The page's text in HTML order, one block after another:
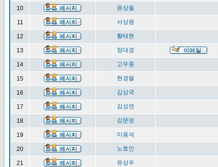
10 윤상필
11 서상원
12 황태현
13 정대경
14 고우종
15 현경렬
16 김상국
17 김성연
18 강문영
19 이용석
20 노효인
21 유상우